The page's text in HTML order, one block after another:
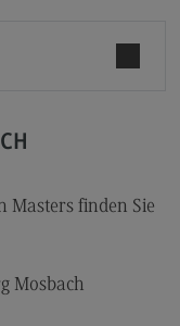
Masters finden Sie
Mosbach